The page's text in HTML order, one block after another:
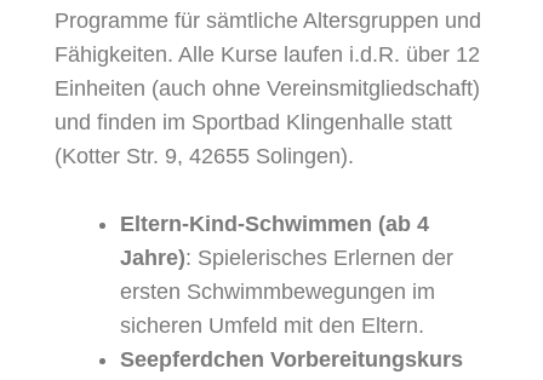
Programme für sämtliche Altersgruppen und
Fähigkeiten. Alle Kurse laufen i.d.R. über 12
Einheiten (auch ohne Vereinsmitgliedschaft)
und finden im Sportbad Klingenhalle statt
(Kotter Str. 9, 42655 Solingen).
Eltern-Kind-Schwimmen (ab 4
Jahre): Spielerisches Erlernen der
ersten Schwimmbewegungen im
sicheren Umfeld mit den Eltern.
Seepferdchen Vorbereitungskurs